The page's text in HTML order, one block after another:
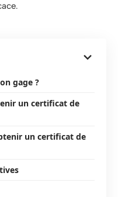
gage ?
un certificat de
un certificat de